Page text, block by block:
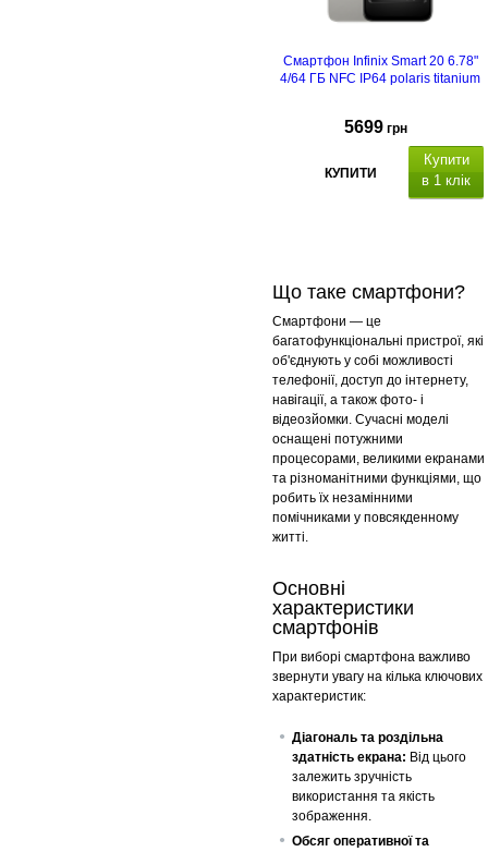
Смартфон Infinix Smart 20 6.78"
4/64 ГБ NFC IP64 polaris titanium
5699 грн
КУПИТИ
Купити
в 1 клік
Що таке смартфони?
Смартфони — це
багатофункціональні пристрої, які
об'єднують у собі можливості
телефонії, доступ до інтернету,
навігації, а також фото- і
відеозйомки. Сучасні моделі
оснащені потужними
процесорами, великими екранами
та різноманітними функціями, що
робить їх незамінними
помічниками у повсякденному
житті.
Основні
характеристики
смартфонів
При виборі смартфона важливо
звернути увагу на кілька ключових
характеристик:
Діагональ та роздільна
здатність екрана: Від цього
залежить зручність
використання та якість
зображення.
Обсяг оперативної та